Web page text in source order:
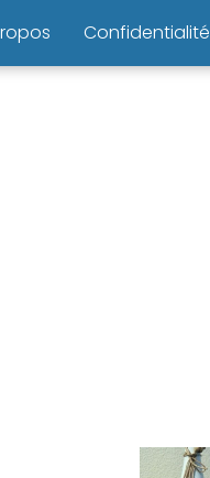
Confidentialité